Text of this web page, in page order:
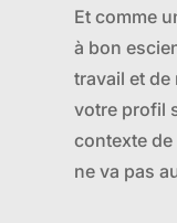
Et comme
à bon
travail et
votre profil
contexte
ne va pas